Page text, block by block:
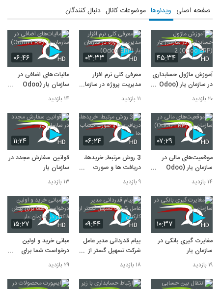
صفحه اصلی ویدئوها موضوعات کانال دنبال کنندگان
۴۵:۳۴ HD
آموزش ماژول حسابداری
در سازمان یار (Odoo
ERP) 2۲۰ بازدید
۰۳:۳۳ HD
معرفی کلی نرم افزار
مدیریت پروژه در سازمان
یار (Odoo ERP)۱۱ بازدید
۰۶:۴۶ HD
مالیات‌های اضافی در
سازمان یار (Odoo
ERP)
۱۴ بازدید
۰۷:۲۹ HD
موقعیت‌های مالی در
سازمان یار (Odoo
ERP)
۱۴ بازدید
۰۶:۲۴ HD
3 روش مرتبط: خریدها،
دریافت ها و صورت
حساب ها۹ بازدید
۱۱:۲۴ HD
قوانین سفارش مجدد در
سازمان یار
۱۳ بازدید
۱۰:۳۷ HD
مغایرت گیری بانکی در
سازمان یار
۱۹ بازدید
۰۹:۴۴ HD
پیام قدردانی مدیر عامل
شرکت تسهیل گستر از
کارکنان
۱۸ بازدید
۱۵:۲۷ HD
مبانی خرید و اولین
درخواست شما برای
پیش فاکتور در سازمان
۲۹ بازدید